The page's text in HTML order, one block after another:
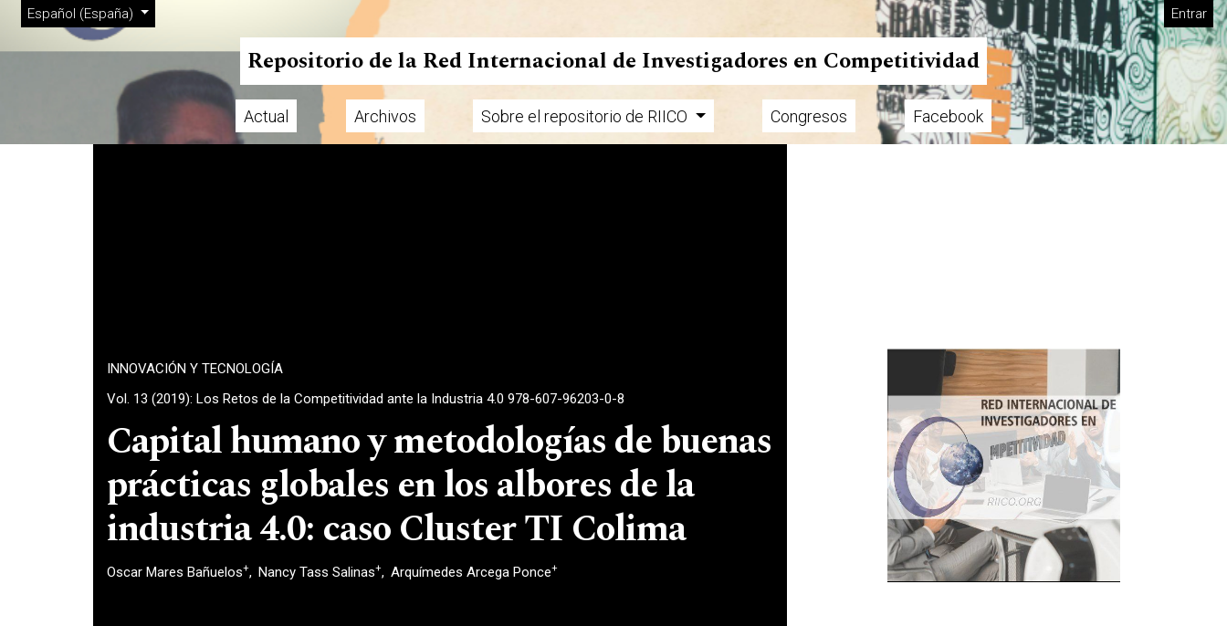
Ir al menú de navegación principal
Ir al contenido principal
Ir al pie de página del sitio
Cambiar el idioma. El actual es:
Español (España)
Menú de administración Entrar
Repositorio de la Red Internacional de Investigadores en Competitividad
Menú principal Actual Archivos Sobre el repositorio de RIICO Congresos Facebook
INNOVACIÓN Y TECNOLOGÍA
Vol. 13 (2019): Los Retos de la Competitividad ante la Industria 4.0 978-607-96203-0-8
Capital humano y metodologías de buenas
prácticas globales en los albores de la
industria 4.0: caso Cluster TI Colima
Oscar Mares Bañuelos+ Nancy Tass Salinas+ Arquímedes Arcega Ponce+
Imagen de portada